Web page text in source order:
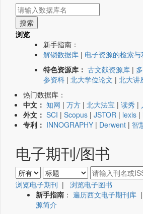
浏览
新手指南：
解锁数据库 | 电子资源的检索与
特色资源库： 古文献资源库 |
参资料 | 北大学位论文 | 北大讲
热门数据库：
中文： 知网 | 万方 | 北大法宝 | 读秀 |
外文： SCI | Scopus | JSTOR | lexis |
专利： INNOGRAPHY | Derwent | 智
电子期刊/图书
浏览电子期刊 | 浏览电子图书
新手指南 ： 遍历西文电子期刊库 |
源简介